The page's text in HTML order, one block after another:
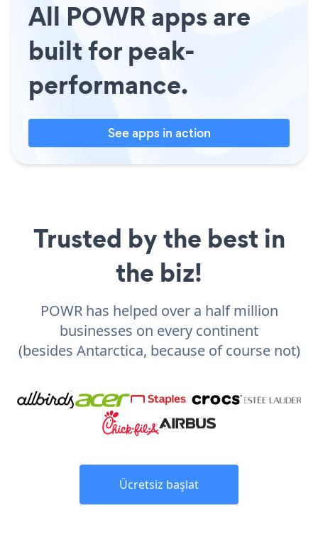
All POWR apps are
built for peak-
performance.
See apps in action
Trusted by the best in
the biz!
POWR has helped over a half million
businesses on every continent
(besides Antarctica, because of course not)
Ücretsiz başlat